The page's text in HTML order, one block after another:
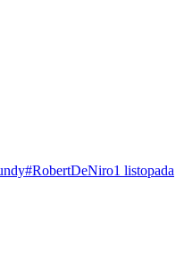
#RobertDeNiro1 listopada